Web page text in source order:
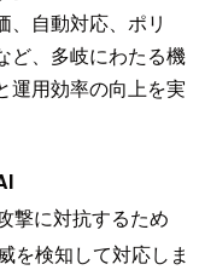
、自動対応、ポリ
ど、多岐にわたる機
運用効率の向上を実
撃に対抗するため
を検知して対応しま